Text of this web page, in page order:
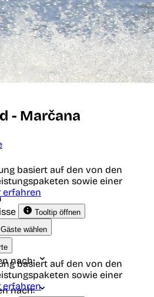
- Marčana
Tooltip öffnen
basiert auf den von den
sowie einer
erfahren
wählen
nach:
nach:
basiert auf den von den
sowie einer
erfahren